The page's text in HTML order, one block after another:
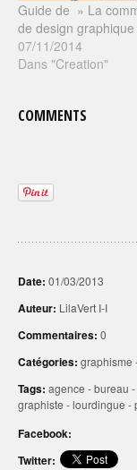
Guide de » La
de design graphique
07/11/2014
Dans "Creation"
COMMENTS
Date: 01/03/2013
Auteur: LilaVert I-I
Commentaires: 0
Catégories: graphisme
Tags: agence -bureau -
graphiste -lourdingue -
Facebook:
Twitter: